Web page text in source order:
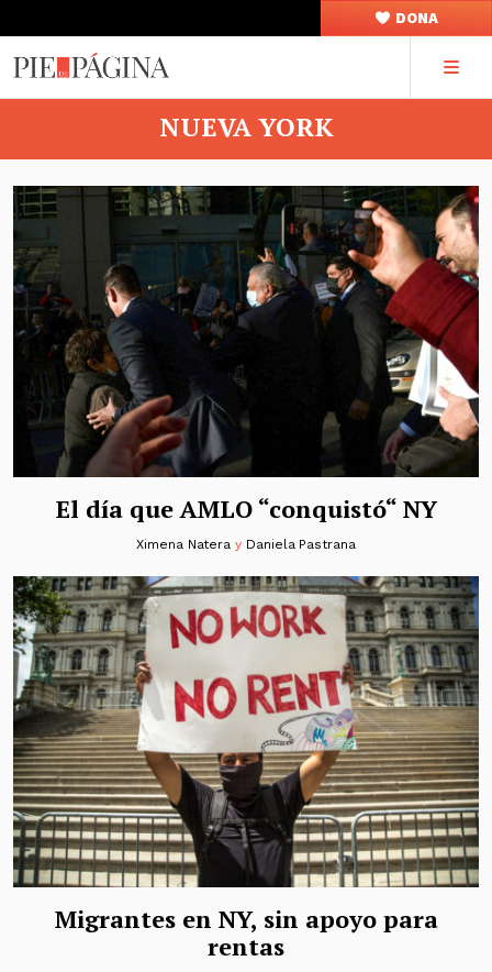
DONA
NUEVA YORK
El día que AMLO “conquistó“ NY
Ximena Natera y Daniela Pastrana
Migrantes en NY, sin apoyo para
rentas